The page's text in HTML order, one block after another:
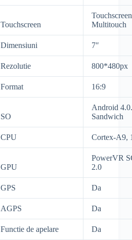
Touchscreen
Multitouch
Dimensiuni 7″
Rezolutie 800*480px
Format 16:9
SO
Android
Sandwich
CPU Cortex-A9,
GPU
PowerVR
2.0
GPS Da
AGPS Da
Functie de apelare Da